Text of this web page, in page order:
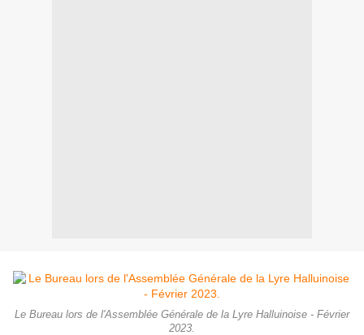
Le Bureau lors de l'Assemblée Générale de la Lyre Halluinoise - Février
2023.